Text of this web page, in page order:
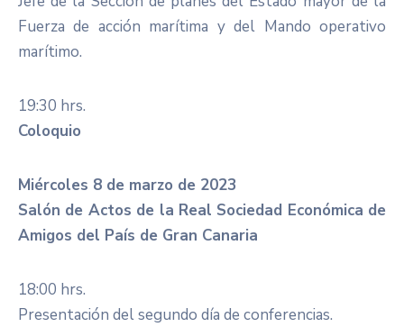
Fuerza de acción marítima y del Mando operativo
marítimo.
19:30 hrs.
Coloquio
Miércoles 8 de marzo de 2023
Salón de Actos de la Real Sociedad Económica de
Amigos del País de Gran Canaria
18:00 hrs.
Presentación del segundo día de conferencias.